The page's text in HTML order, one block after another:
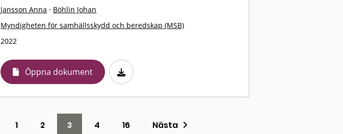
Jansson Anna · Böhlin Johan
Myndigheten för samhällsskydd och beredskap (MSB)
2022
Öppna dokument
1 2 3 4 16 Nästa